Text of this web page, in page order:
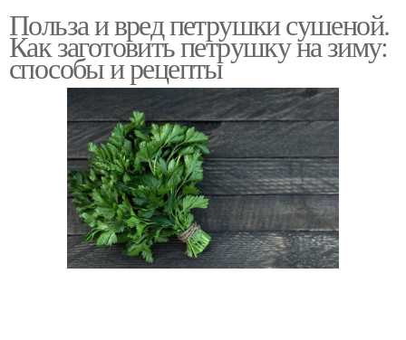
Польза и вред петрушки сушеной.
Как заготовить петрушку на зиму:
способы и рецепты